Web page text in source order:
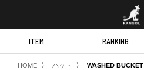
ITEM RANKING
HOME 〉 ハット 〉 WASHED BUCKET